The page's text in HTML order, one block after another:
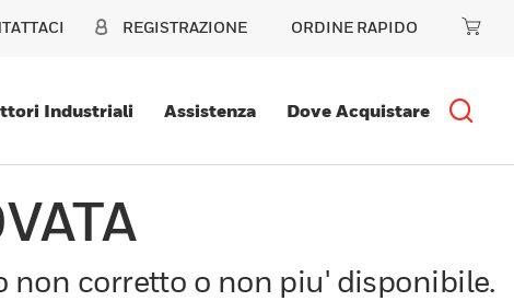
REGISTRAZIONE ORDINE RAPIDO
Industriali Assistenza Dove Acquistare
non corretto o non piu' disponibile.